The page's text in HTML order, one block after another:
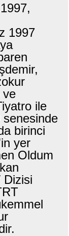
1997
ve
ile
birinci
yer
Oldum
Dizisi